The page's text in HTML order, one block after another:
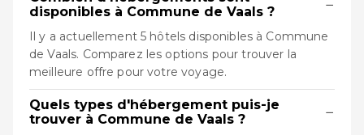
disponibles à Commune de Vaals ?
−
Il y a actuellement 5 hôtels disponibles à Commune
de Vaals. Comparez les options pour trouver la
meilleure offre pour votre voyage.
Quels types d'hébergement puis-je
trouver à Commune de Vaals ?
−